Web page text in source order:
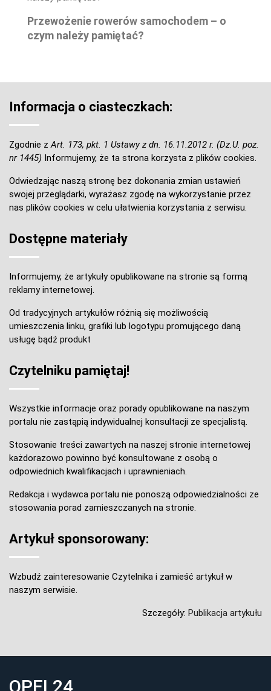
Przewożenie rowerów samochodem – o
czym należy pamiętać?
Informacja o ciasteczkach:
Zgodnie zArt. 173, pkt. 1 Ustawy z dn. 16.11.2012 r. (Dz.U. poz.
nr 1445) Informujemy, że ta strona korzysta z plików cookies.
Odwiedzając naszą stronę bez dokonania zmian ustawień
swojej przeglądarki, wyrażasz zgodę na wykorzystanie przez
nas plików cookies w celu ułatwienia korzystania z serwisu.
Dostępne materiały
Informujemy, że artykuły opublikowane na stronie są formą
reklamy internetowej.
Od tradycyjnych artykułów różnią się możliwością
umieszczenia linku, grafiki lub logotypu promującego daną
usługę bądź produkt
Czytelniku pamiętaj!
Wszystkie informacje oraz porady opublikowane na naszym
portalu nie zastąpią indywidualnej konsultacji ze specjalistą.
Stosowanie treści zawartych na naszej stronie internetowej
każdorazowo powinno być konsultowane z osobą o
odpowiednich kwalifikacjach i uprawnieniach.
Redakcja i wydawca portalu nie ponoszą odpowiedzialności ze
stosowania porad zamieszczanych na stronie.
Artykuł sponsorowany:
Wzbudź zainteresowanie Czytelnika i zamieść artykuł w
naszym serwisie.
Szczegóły: Publikacja artykułu
OPEL24